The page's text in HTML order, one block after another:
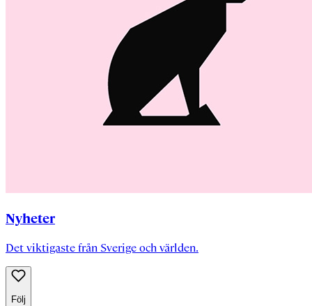
Nyheter
Det viktigaste från Sverige och världen.
Följ